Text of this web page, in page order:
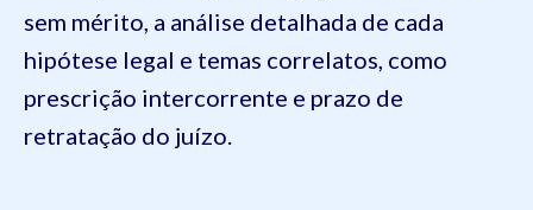
sem mérito, a análise detalhada de cada
hipótese legal e temas correlatos, como
prescrição intercorrente e prazo de
retratação do juízo.